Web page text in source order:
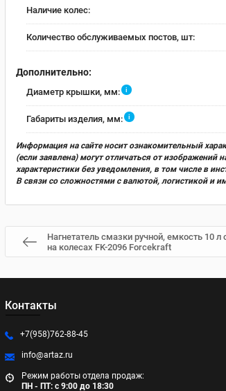
Наличие колес:
Количество обслуживаемых постов, шт:
Дополнительно:
Диаметр крышки, мм: i
Габариты изделия, мм: i
Информация на сайте носит ознакомительный
(если заявлена) могут отличаться от
характеристики без уведомления, в том числе в
В связи со сложностями с валютой, логистикой и
Нагнетатель смазки ручной, емкость 10
на колесах FK-2096 Forcekraft
Контакты
+7(958)762-88-45
info@artaz.ru
Режим работы отдела продаж:
ПН - ПТ: с 9:00 до 18:30